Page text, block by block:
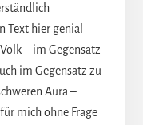
Text hier genial
– im Gegensatz
im Gegensatz zu
Aura –
mich ohne Frage